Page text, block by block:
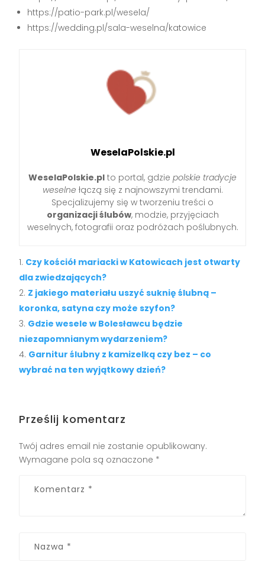
https://patio-park.pl/wesela/
https://wedding.pl/sala-weselna/katowice
WeselaPolskie.pl
WeselaPolskie.pl to portal, gdzie polskie tradycje
weselne łączą się z najnowszymi trendami.
Specjalizujemy się w tworzeniu treści o
organizacji ślubów, modzie, przyjęciach
weselnych, fotografii oraz podróżach poślubnych.
Czy kościół mariacki w Katowicach jest otwarty
dla zwiedzających?
Z jakiego materiału uszyć suknię ślubną –
koronka, satyna czy może szyfon?
Gdzie wesele w Bolesławcu będzie
niezapomnianym wydarzeniem?
Garnitur ślubny z kamizelką czy bez – co
wybrać na ten wyjątkowy dzień?
Prześlij komentarz
Twój adres email nie zostanie opublikowany.
Wymagane pola są oznaczone *